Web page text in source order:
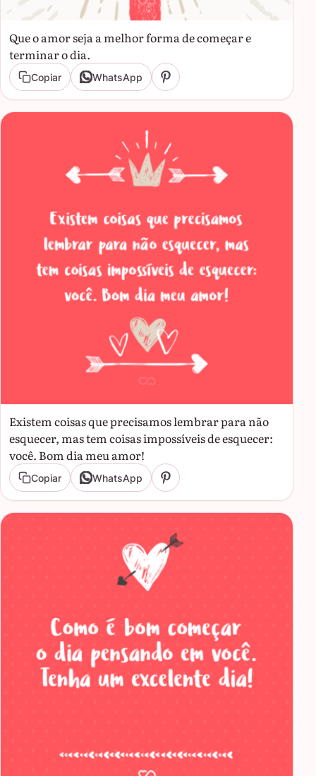
Que o amor seja a melhor forma de começar e
terminar o dia.
Copiar WhatsApp
Existem coisas que precisamos lembrar para não
esquecer, mas tem coisas impossíveis de esquecer:
você. Bom dia meu amor!
Copiar WhatsApp